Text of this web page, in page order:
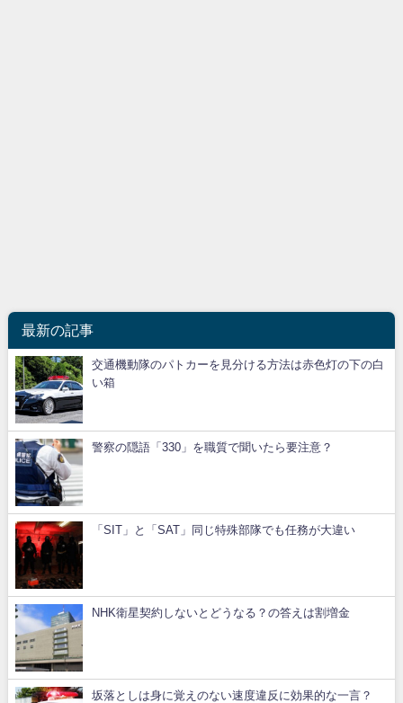
最新の記事
交通機動隊のパトカーを見分ける方法は赤色灯の下の白
い箱
警察の隠語「330」を職質で聞いたら要注意？
「SIT」と「SAT」同じ特殊部隊でも任務が大違い
NHK衛星契約しないとどうなる？の答えは割増金
坂落としは身に覚えのない速度違反に効果的な一言？